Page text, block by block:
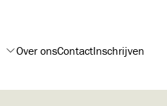
Over onsContactInschrijven